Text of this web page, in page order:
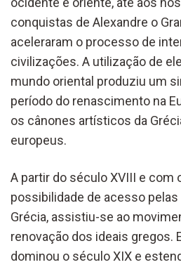
conquistas de Alexandre o
aceleraram o processo de
civilizações. A utilização de
mundo oriental produziu um
período do renascimento na
os cânones artísticos da
europeus.
A partir do século XVIII e com
possibilidade de acesso
Grécia, assistiu-se ao
renovação dos ideais gregos.
dominou o século XIX e